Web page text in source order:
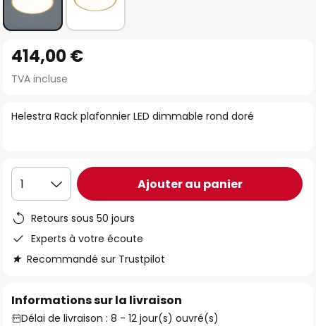
to
the
of
gallery
Helestra Rack plafonnier LED dimmable rond doré
414,00 €
TVA incluse
1 Ajouter au panier
Retours sous 50 jours
Experts à votre écoute
Recommandé sur Trustpilot
Informations sur la livraison
Délai de livraison : 8 - 12 jour(s) ouvré(s)